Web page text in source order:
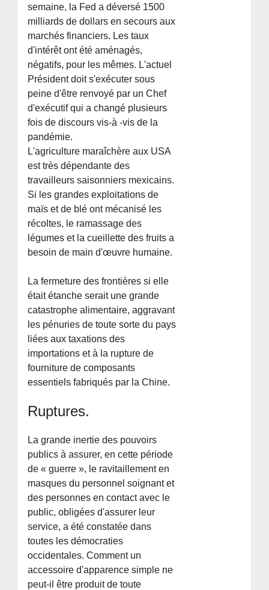
semaine, la Fed a déversé 1500
milliards de dollars en secours aux
marchés financiers. Les taux
d'intérêt ont été aménagés,
négatifs, pour les mêmes. L'actuel
Président doit s'exécuter sous
peine d'être renvoyé par un Chef
d'exécutif qui a changé plusieurs
fois de discours vis-à -vis de la
pandémie.
L'agriculture maraîchère aux USA
est très dépendante des
travailleurs saisonniers mexicains.
Si les grandes exploitations de
maïs et de blé ont mécanisé les
récoltes, le ramassage des
légumes et la cueillette des fruits a
besoin de main d'œuvre humaine.
La fermeture des frontières si elle
était étanche serait une grande
catastrophe alimentaire, aggravant
les pénuries de toute sorte du pays
liées aux taxations des
importations et à la rupture de
fourniture de composants
essentiels fabriqués par la Chine.
Ruptures.
La grande inertie des pouvoirs
publics à assurer, en cette période
de « guerre », le ravitaillement en
masques du personnel soignant et
des personnes en contact avec le
public, obligées d'assurer leur
service, a été constatée dans
toutes les démocraties
occidentales. Comment un
accessoire d'apparence simple ne
peut-il être produit de toute